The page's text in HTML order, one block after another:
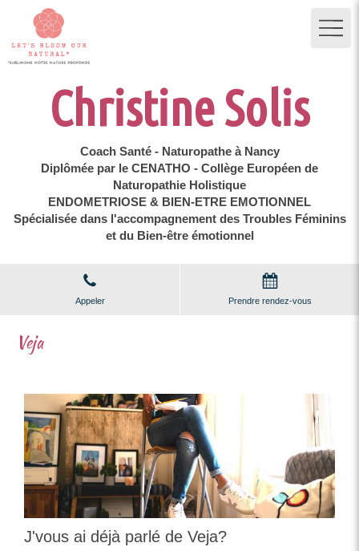
Christine Solis
Coach Santé - Naturopathe à Nancy
Diplômée par le CENATHO - Collège Européen de
Naturopathie Holistique
ENDOMETRIOSE & BIEN-ETRE EMOTIONNEL
Spécialisée dans l'accompagnement des Troubles Féminins
et du Bien-être émotionnel
Appeler Prendre rendez-vous
Veja
J'vous ai déjà parlé de Veja?